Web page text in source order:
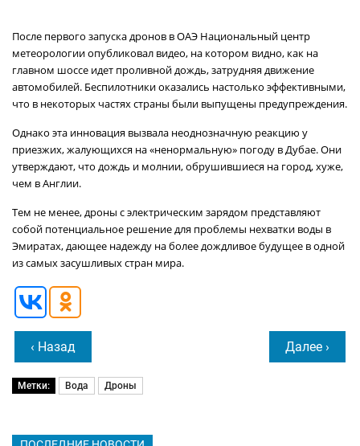
После первого запуска дронов в ОАЭ Национальный центр
метеорологии опубликовал видео, на котором видно, как на
главном шоссе идет проливной дождь, затрудняя движение
автомобилей. Беспилотники оказались настолько эффективными,
что в некоторых частях страны были выпущены предупреждения.
Однако эта инновация вызвала неоднозначную реакцию у
приезжих, жалующихся на «ненормальную» погоду в Дубае. Они
утверждают, что дождь и молнии, обрушившиеся на город, хуже,
чем в Англии.
Тем не менее, дроны с электрическим зарядом представляют
собой потенциальное решение для проблемы нехватки воды в
Эмиратах, дающее надежду на более дождливое будущее в одной
из самых засушливых стран мира.
‹ Назад Далее ›
Метки: Вода Дроны